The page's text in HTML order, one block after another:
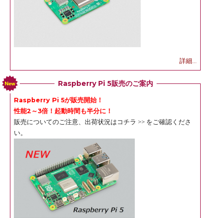
詳細...
Raspberry Pi 5販売のご案内
Raspberry Pi 5が販売開始！
性能2～3倍！起動時間も半分に！
販売についてのご注意、出荷状況は コチラ >> をご確認くださ
い。